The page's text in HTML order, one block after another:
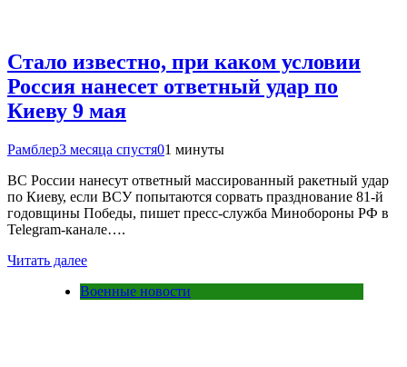
Стало известно, при каком условии
Россия нанесет ответный удар по
Киеву 9 мая
Рамблер3 месяца спустя01 минуты
ВС России нанесут ответный массированный ракетный удар
по Киеву, если ВСУ попытаются сорвать празднование 81-й
годовщины Победы, пишет пресс-служба Минобороны РФ в
Telegram-канале….
Читать далее
Военные новости